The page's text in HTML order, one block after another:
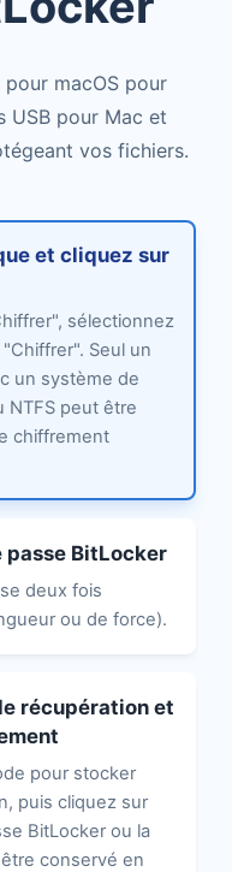
macOS pour
USB pour Mac et
vos fichiers.
et cliquez sur
sélectionnez
Seul un
un système de
NTFS peut être
chiffrement
passe BitLocker
deux fois
ou de force).
récupération et
pour stocker
puis cliquez sur
BitLocker ou la
conservé en